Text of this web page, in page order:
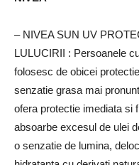
– NIVEA SUN UV
LULUCIRII : Persoanele
folosesc de obicei
senzatie grasa mai
ofera protectie imediata si
absoarbe excesul de ulei
o senzatie de lumina,